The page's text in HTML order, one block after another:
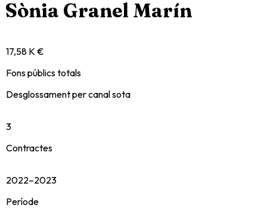
Sònia Granel Marín
17,58 K €
Fons públics totals
Desglossament per canal sota
3
Contractes
2022–2023
Període